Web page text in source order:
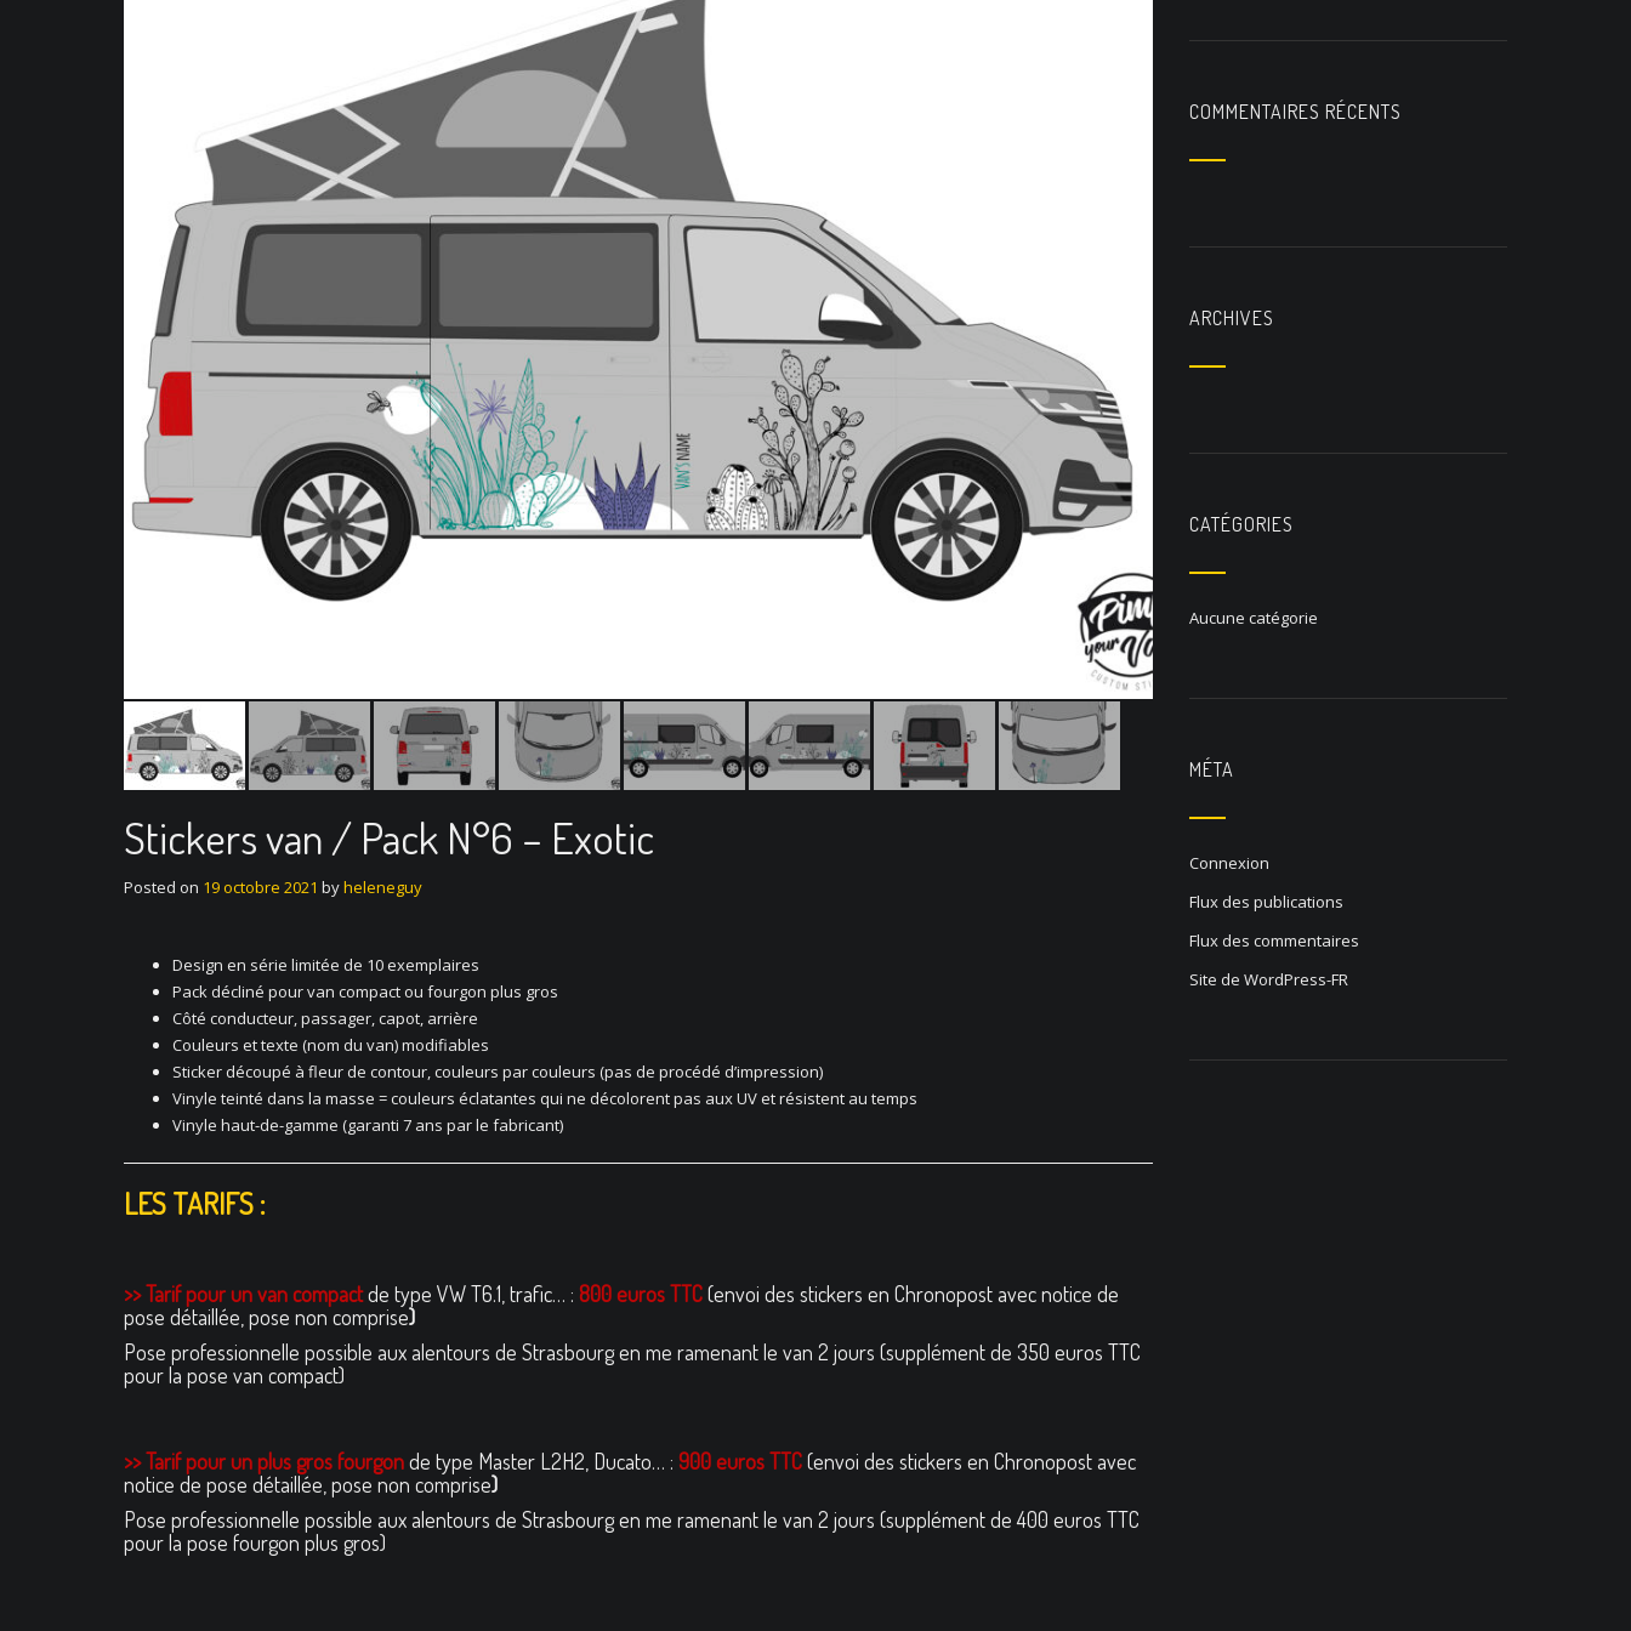
Stickers van / Pack N°6 – Exotic
Posted on 19 octobre 2021 byheleneguy
Design en série limitée de 10 exemplaires
Pack décliné pour van compact ou fourgon plus gros
Côté conducteur, passager, capot, arrière
Couleurs et texte (nom du van) modifiables
Sticker découpé à fleur de contour, couleurs par couleurs (pas de procédé d’impression)
Vinyle teinté dans la masse = couleurs éclatantes qui ne décolorent pas aux UV et résistent au temps
Vinyle haut-de-gamme (garanti 7 ans par le fabricant)
LES TARIFS :
>> Tarif pour un van compactde type VW T6.1, trafic… : 800 euros TTC(envoi des stickers en Chronopost avec notice de
pose détaillée, pose non comprise)
Pose professionnelle possible aux alentours de Strasbourg en me ramenant le van 2 jours (supplément de 350 euros TTC
pour la pose van compact)
>> Tarif pour un plus gros fourgonde type Master L2H2, Ducato… : 900 euros TTC(envoi des stickers en Chronopost avec
notice de pose détaillée, pose non comprise)
Pose professionnelle possible aux alentours de Strasbourg en me ramenant le van 2 jours (supplément de 400 euros TTC
pour la pose fourgon plus gros)
COMMENTAIRES RÉCENTS
ARCHIVES
CATÉGORIES
Aucune catégorie
MÉTA
Connexion
Flux des publications
Flux des commentaires
Site de WordPress-FR